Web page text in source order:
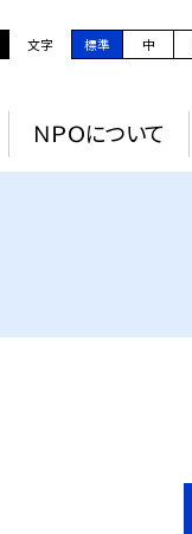
文字 標準 中
ＮＰＯについて